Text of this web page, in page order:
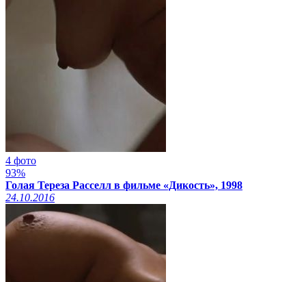
4 фото
93%
Голая Тереза Расселл в фильме «Дикость», 1998
24.10.2016